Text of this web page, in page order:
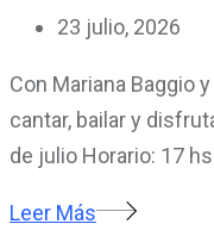
23 julio, 2026
Con Mariana Baggio
cantar, bailar y
de julio Horario: 17
Leer Más